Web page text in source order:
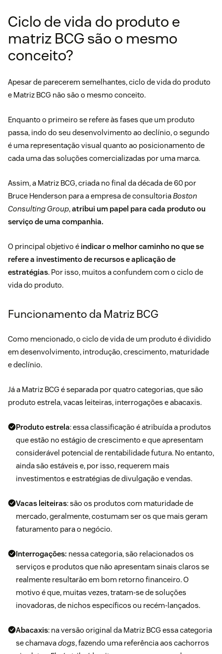
Ciclo de vida do produto e
matriz BCG são o mesmo
conceito?
Apesar de parecerem semelhantes, ciclo de vida do produto
e Matriz BCG não são o mesmo conceito.
Enquanto o primeiro se refere às fases que um produto
passa, indo do seu desenvolvimento ao declínio, o segundo
é uma representação visual quanto ao posicionamento de
cada uma das soluções comercializadas por uma marca.
Assim, a Matriz BCG, criada no final da década de 60 por
Bruce Henderson para a empresa de consultoriaBoston
Consulting Group,atribui um papel para cada produto ou
serviço de uma companhia.
O principal objetivo é indicar o melhor caminho no que se
refere a investimento de recursos e aplicação de
estratégias. Por isso, muitos a confundem com o ciclo de
vida do produto.
Funcionamento da Matriz BCG
Como mencionado, o ciclo de vida de um produto é dividido
em desenvolvimento, introdução, crescimento, maturidade
e declínio.
Já a Matriz BCG é separada por quatro categorias, que são
produto estrela, vacas leiteiras, interrogações e abacaxis.
Produto estrela: essa classificação é atribuída a produtos
que estão no estágio de crescimento e que apresentam
considerável potencial de rentabilidade futura. No entanto,
ainda são estáveis e, por isso, requerem mais
investimentos e estratégias de divulgação e vendas.
Vacas leiteiras: são os produtos com maturidade de
mercado, geralmente, costumam ser os que mais geram
faturamento para o negócio.
Interrogações: nessa categoria, são relacionados os
serviços e produtos que não apresentam sinais claros se
realmente resultarão em bom retorno financeiro. O
motivo é que, muitas vezes, tratam-se de soluções
inovadoras, de nichos específicos ou recém-lançados.
Abacaxis: na versão original da Matriz BCG essa categoria
se chamavadogs, fazendo uma referência aos cachorros